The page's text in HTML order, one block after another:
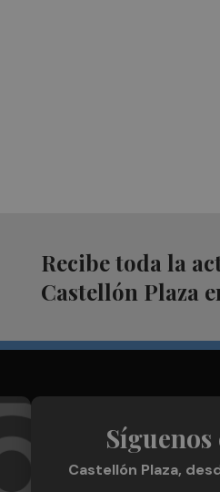
Recibe toda la
Castellón Plaza
Síguenos
Castellón Plaza,